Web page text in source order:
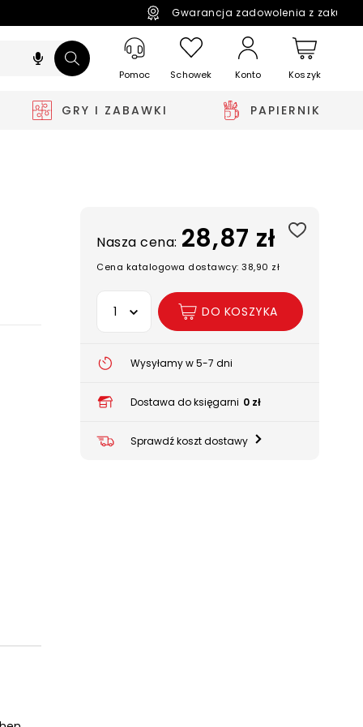
Gwarancja zadowolenia z
Pomoc Schowek Konto Koszyk
GRY I ZABAWKI PAPIERNIK
Nasza cena: 28,87 zł
Cena katalogowa dostawcy: 38,90 zł
Wybierz opcję
DO KOSZYKA
Wysyłamy w 5-7 dni
Dostawa do księgarni 0 zł
Sprawdź koszt dostawy